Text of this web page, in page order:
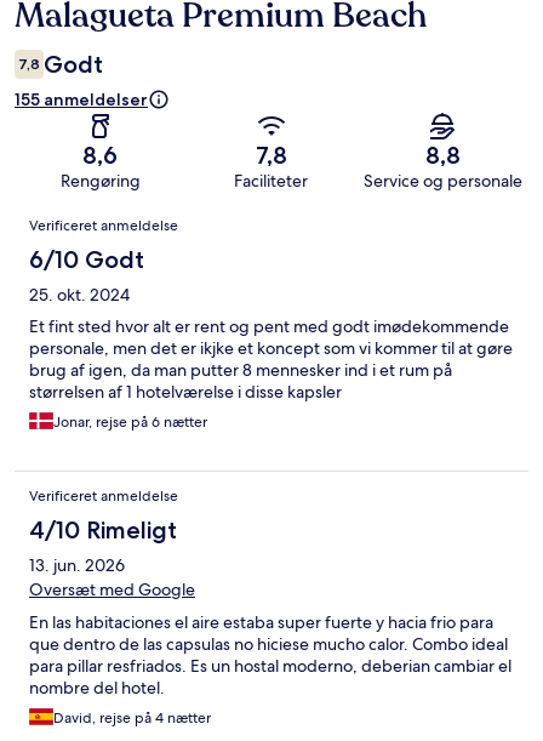
Malagueta Premium Beach
7,8 Godt
155 anmeldelser
8,6
Rengøring
7,8
Faciliteter
8,8
Service og personale
Anmeldelser
Verificeret anmeldelse
6/10 Godt
25. okt. 2024
Et fint sted hvor alt er rent og pent med godt imødekommende
personale, men det er ikjke et koncept som vi kommer til at gøre
brug af igen, da man putter 8 mennesker ind i et rum på
størrelsen af 1 hotelværelse i disse kapsler
Jonar, rejse på 6 nætter
Verificeret anmeldelse
4/10 Rimeligt
13. jun. 2026
Oversæt med Google
En las habitaciones el aire estaba super fuerte y hacia frio para
que dentro de las capsulas no hiciese mucho calor. Combo ideal
para pillar resfriados. Es un hostal moderno, deberian cambiar el
nombre del hotel.
David, rejse på 4 nætter